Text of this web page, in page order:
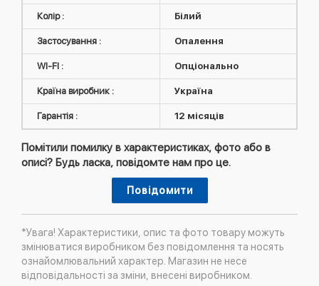
Колір : Білий
Застосування : Опалення
WI-FI : Опціонально
Країна виробник : Україна
Гарантія : 12 місяців
Помітили помилку в характеристиках, фото або в
описі? Будь ласка, повідомте нам про це.
Повідомити
*Увага! Характеристики, опис та фото товару можуть
змінюватися виробником без повідомлення та носять
ознайомлювальний характер. Магазин не несе
відповідальності за зміни, внесені виробником.